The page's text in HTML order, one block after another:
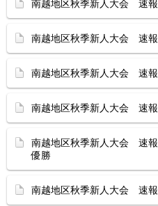
南越地区秋季新人大会 速
南越地区秋季新人大会 速
南越地区秋季新人大会 速
南越地区秋季新人大会 速
南越地区秋季新人大会
優勝
南越地区秋季新人大会 速